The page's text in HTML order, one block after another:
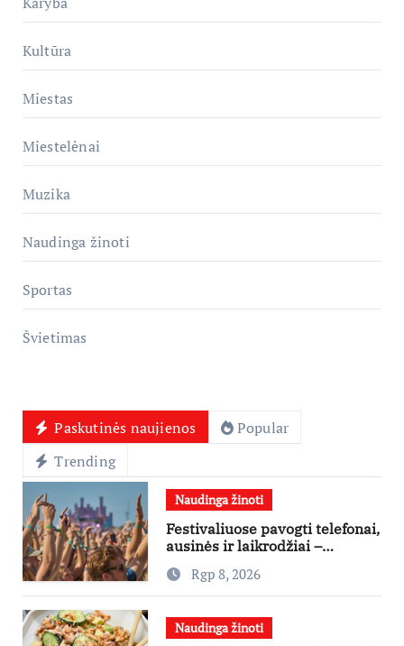
Kultūra
Miestas
Miestelėnai
Muzika
Naudinga žinoti
Sportas
Švietimas
Paskutinės naujienos
Popular
Trending
Naudinga žinoti
Festivaliuose pavogti telefonai,
ausinės ir laikrodžiai –
ekspertai primena apie
didžiausias finansines rizikas
Rgp 8, 2026
Naudinga žinoti